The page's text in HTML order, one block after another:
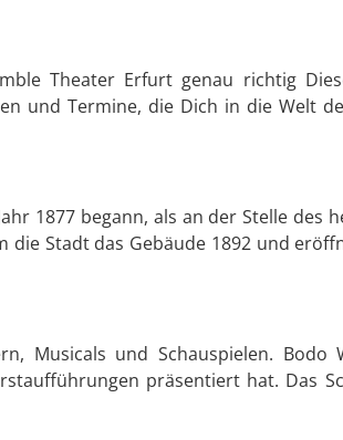
Theater Erfurt genau richtig
und Termine, die Dich in die Welt
1877 begann, als an der Stelle des
Stadt das Gebäude 1892 und
Musicals und Schauspielen. Bodo
präsentiert hat. Das